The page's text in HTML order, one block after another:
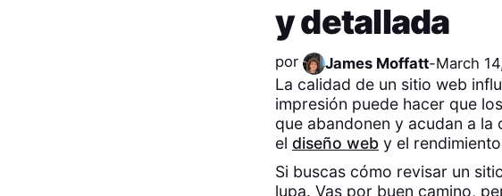
y detallada
por James Moffatt-March
La calidad de un sitio web
impresión puede hacer que
que abandonen y acudan a
el diseño weby el
Si buscas cómo revisar un
lupa. Vas por buen camino,